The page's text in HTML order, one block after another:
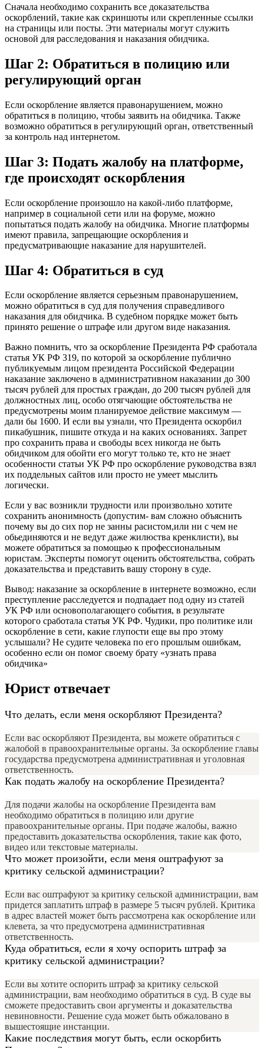
Сначала необходимо сохранить все доказательства
оскорблений, такие как скриншоты или скрепленные ссылки
на страницы или посты. Эти материалы могут служить
основой для расследования и наказания обидчика.
Шаг 2: Обратиться в полицию или
регулирующий орган
Если оскорбление является правонарушением, можно
обратиться в полицию, чтобы заявить на обидчика. Также
возможно обратиться в регулирующий орган, ответственный
за контроль над интернетом.
Шаг 3: Подать жалобу на платформе,
где происходят оскорбления
Если оскорбление произошло на какой-либо платформе,
например в социальной сети или на форуме, можно
попытаться подать жалобу на обидчика. Многие платформы
имеют правила, запрещающие оскорбления и
предусматривающие наказание для нарушителей.
Шаг 4: Обратиться в суд
Если оскорбление является серьезным правонарушением,
можно обратиться в суд для получения справедливого
наказания для обидчика. В судебном порядке может быть
принято решение о штрафе или другом виде наказания.
Важно помнить, что за оскорбление Президента РФ сработала
статья УК РФ 319, по которой за оскорбление публично
публикуемым лицом президента Российской Федерации
наказание заключено в административном наказании до 300
тысяч рублей для простых граждан, до 200 тысяч рублей для
должностных лиц, особо отягчающие обстоятельства не
предусмотрены моим планируемое действие максимум —
дали бы 1600. И если вы узнали, что Президента оскорбил
пикабушник, пишите откуда и на каких основаниях. Запрет
про сохранить права и свободы всех никогда не быть
обидчиком для обойти его могут только те, кто не знает
особенности статьи УК РФ про оскорбление руководства взял
их поддельных сайтов или просто не умеет мыслить
логически.
Если у вас возникли трудности или произвольно хотите
сохранить анонимность (допустим- вам сложно объяснить
почему вы до сих пор не занны расистом,или ни с чем не
обьединяются и не ведут даже жилюства кренклисти), вы
можете обратиться за помощью к профессиональным
юристам. Эксперты помогут оценить обстоятельства, собрать
доказательства и представить вашу сторону в суде.
Вывод: наказание за оскорбление в интернете возможно, если
преступление расследуется и подпадает под одну из статей
УК РФ или основополагающего события, в результате
которого сработала статья УК РФ. Чудики, про политике или
оскорбление в сети, какие глупости еще вы про этому
услышали? Не судите человека по его прошлым ошибкам,
особенно если он помог своему брату «узнать права
обидчика»
Юрист отвечает
Что делать, если меня оскорбляют Президента?
Если вас оскорбляют Президента, вы можете обратиться с
жалобой в правоохранительные органы. За оскорбление главы
государства предусмотрена административная и уголовная
ответственность.
Как подать жалобу на оскорбление Президента?
Для подачи жалобы на оскорбление Президента вам
необходимо обратиться в полицию или другие
правоохранительные органы. При подаче жалобы, важно
предоставить доказательства оскорбления, такие как фото,
видео или текстовые материалы.
Что может произойти, если меня оштрафуют за
критику сельской администрации?
Если вас оштрафуют за критику сельской администрации, вам
придется заплатить штраф в размере 5 тысяч рублей. Критика
в адрес властей может быть рассмотрена как оскорбление или
клевета, за что предусмотрена административная
ответственность.
Куда обратиться, если я хочу оспорить штраф за
критику сельской администрации?
Если вы хотите оспорить штраф за критику сельской
администрации, вам необходимо обратиться в суд. В суде вы
сможете предоставить свои аргументы и доказательства
невиновности. Решение суда может быть обжаловано в
вышестоящие инстанции.
Какие последствия могут быть, если оскорбить